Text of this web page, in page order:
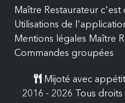
Maître Restaurateur c'est
Utilisations de
Mentions légales Maître
Commandes groupées
Mijoté avec
2016 - 2026 Tous droits